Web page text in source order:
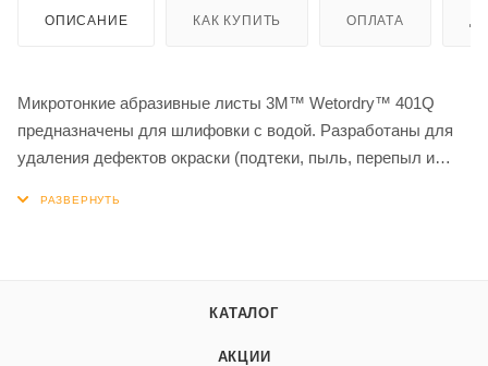
ОПИСАНИЕ КАК КУПИТЬ ОПЛАТА
Микротонкие абразивные листы 3M™ Wetordry™ 401Q
предназначены для шлифовки с водой. Разработаны для
удаления дефектов окраски (подтеки, пыль, перепыл и
КАТАЛОГ
АКЦИИ